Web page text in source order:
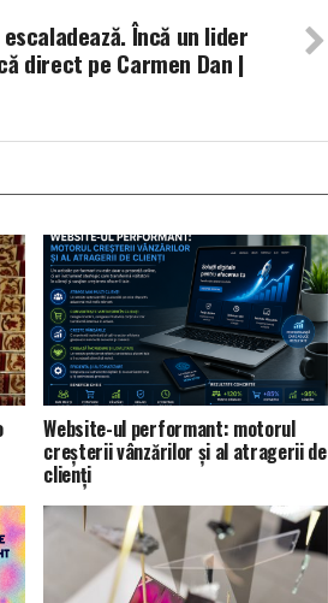
Încă un lider
direct pe Carmen Dan |
Website-ul performant: motorul
creșterii vânzărilor și al atragerii de
clienți